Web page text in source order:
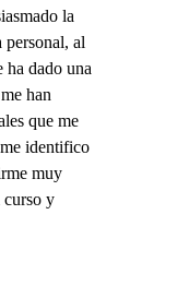
la
personal, al
ha dado una
han
que me
identifico
muy
curso y